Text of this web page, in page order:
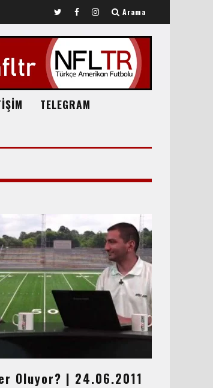
Arama
TELEGRAM
Oluyor? | 24.06.2011